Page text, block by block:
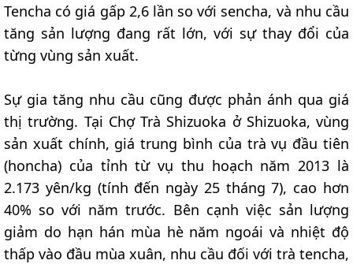
Tencha có giá gấp 2,6 lần so với sencha, và nhu cầu
tăng sản lượng đang rất lớn, với sự thay đổi của
từng vùng sản xuất.
Sự gia tăng nhu cầu cũng được phản ánh qua giá
thị trường. Tại Chợ Trà Shizuoka ở Shizuoka, vùng
sản xuất chính, giá trung bình của trà vụ đầu tiên
(honcha) của tỉnh từ vụ thu hoạch năm 2013 là
2.173 yên/kg (tính đến ngày 25 tháng 7), cao hơn
40% so với năm trước. Bên cạnh việc sản lượng
giảm do hạn hán mùa hè năm ngoái và nhiệt độ
thấp vào đầu mùa xuân, nhu cầu đối với trà tencha,